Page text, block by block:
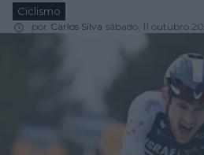
Ciclismo
por Carlos Silva sábado, 11 outubro